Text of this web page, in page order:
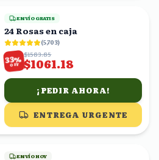
ENVÍO GRATIS
24 Rosas en caja
(5,703)
33%
OFF
$1583.85
$1061.18
¡PEDIR AHORA!
ENTREGA URGENTE
ENVÍO HOY